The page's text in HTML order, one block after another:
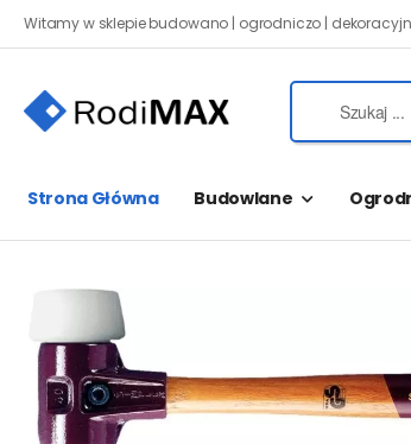
Witamy w sklepie budowano | ogrodniczo |
Strona Główna Budowlane